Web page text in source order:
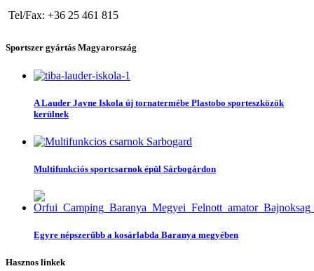
Tel/Fax: +36 25 461 815
Sportszer gyártás Magyarország
A Lauder Javne Iskola új tornatermébe Plastobo sporteszközök
kerülnek
Multifunkciós sportcsarnok épül Sárbogárdon
Egyre népszerűbb a kosárlabda Baranya megyében
Hasznos linkek